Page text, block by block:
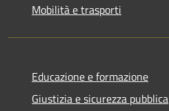
Mobilità e trasporti
Educazione e formazione
Giustizia e sicurezza pubblica